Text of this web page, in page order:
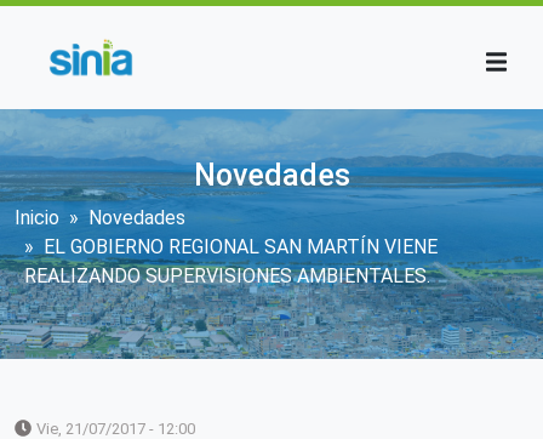
Novedades
Sobrescribir enlaces de ayuda a la
Inicio
Novedades
EL GOBIERNO REGIONAL SAN MARTÍN VIENE
REALIZANDO SUPERVISIONES AMBIENTALES.
Vie, 21/07/2017 - 12:00